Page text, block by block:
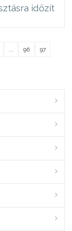
időzít
96 97